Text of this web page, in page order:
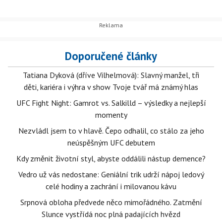
Doporučené články
Tatiana Dyková (dříve Vilhelmová): Slavný manžel, tři
děti, kariéra i výhra v show Tvoje tvář má známý hlas
UFC Fight Night: Gamrot vs. Salkilld – výsledky a nejlepší
momenty
Nezvládl jsem to v hlavě. Čepo odhalil, co stálo za jeho
neúspěšným UFC debutem
Kdy změnit životní styl, abyste oddálili nástup demence?
Vedro už vás nedostane: Geniální trik udrží nápoj ledový
celé hodiny a zachrání i milovanou kávu
Srpnová obloha předvede něco mimořádného. Zatmění
Slunce vystřídá noc plná padajících hvězd